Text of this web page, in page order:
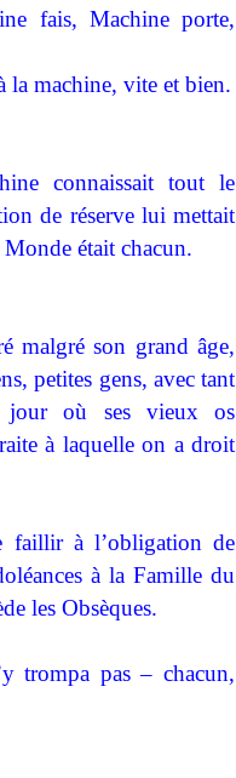
Machine porte,
machine, vite et bien.
connaissait tout le
de réserve lui mettait
était chacun.
malgré son grand âge,
petites gens, avec tant
jour où ses vieux os
à laquelle on a droit
faillir à l’obligation de
à la Famille du
les Obsèques.
trompa pas – chacun,